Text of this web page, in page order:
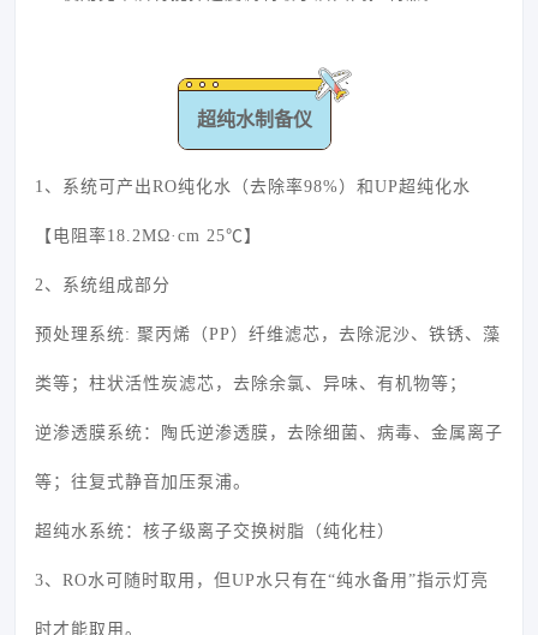
超纯水制备仪
1、系统可产出RO纯化水（去除率98%）和UP超纯化水
【电阻率18.2MΩ·cm 25℃】
2、系统组成部分
预处理系统: 聚丙烯（PP）纤维滤芯，去除泥沙、铁锈、藻
类等；柱状活性炭滤芯，去除余氯、异味、有机物等；
逆渗透膜系统：陶氏逆渗透膜，去除细菌、病毒、金属离子
等；往复式静音加压泵浦。
超纯水系统：核子级离子交换树脂（纯化柱）
3、RO水可随时取用，但UP水只有在“纯水备用”指示灯亮
时才能取用。